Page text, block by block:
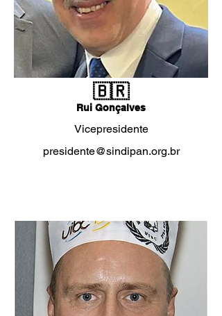
🇧🇷
Rui Gonçalves
Vicepresidente
presidente@sindipan.org.br